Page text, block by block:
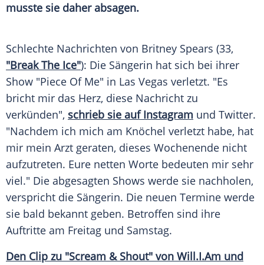
musste sie daher absagen.
Schlechte Nachrichten von Britney Spears (33,
"Break The Ice"): Die Sängerin hat sich bei ihrer
Show "Piece Of Me" in Las Vegas verletzt. "Es
bricht mir das Herz, diese Nachricht zu
verkünden", schrieb sie auf Instagram und Twitter.
"Nachdem ich mich am Knöchel verletzt habe, hat
mir mein Arzt geraten, dieses Wochenende nicht
aufzutreten. Eure netten Worte bedeuten mir sehr
viel." Die abgesagten Shows werde sie nachholen,
verspricht die Sängerin. Die neuen Termine werde
sie bald bekannt geben. Betroffen sind ihre
Auftritte am Freitag und Samstag.
Den Clip zu "Scream & Shout" von Will.I.Am und